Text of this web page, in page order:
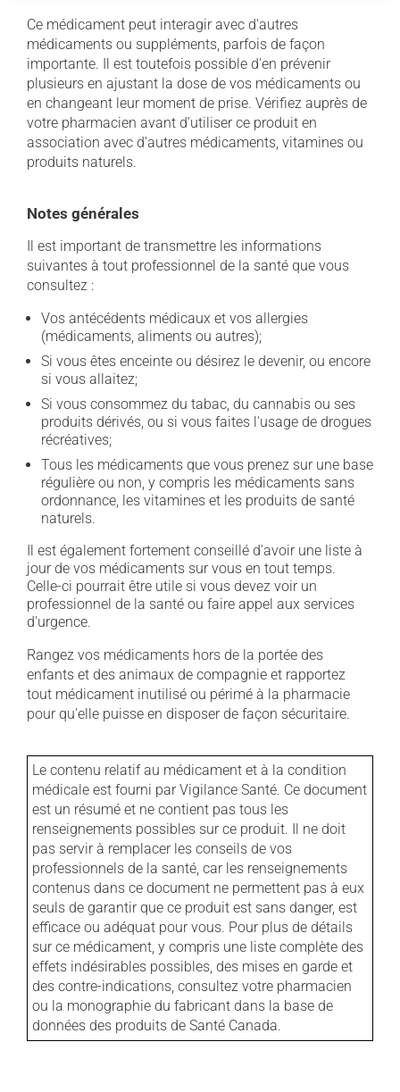
Ce médicament peut interagir avec d'autres
médicaments ou suppléments, parfois de façon
importante. Il est toutefois possible d'en prévenir
plusieurs en ajustant la dose de vos médicaments ou
en changeant leur moment de prise. Vérifiez auprès de
votre pharmacien avant d'utiliser ce produit en
association avec d'autres médicaments, vitamines ou
produits naturels.
Notes générales
Il est important de transmettre les informations
suivantes à tout professionnel de la santé que vous
consultez :
Vos antécédents médicaux et vos allergies
(médicaments, aliments ou autres);
Si vous êtes enceinte ou désirez le devenir, ou encore
si vous allaitez;
Si vous consommez du tabac, du cannabis ou ses
produits dérivés, ou si vous faites l'usage de drogues
récréatives;
Tous les médicaments que vous prenez sur une base
régulière ou non, y compris les médicaments sans
ordonnance, les vitamines et les produits de santé
naturels.
Il est également fortement conseillé d'avoir une liste à
jour de vos médicaments sur vous en tout temps.
Celle-ci pourrait être utile si vous devez voir un
professionnel de la santé ou faire appel aux services
d'urgence.
Rangez vos médicaments hors de la portée des
enfants et des animaux de compagnie et rapportez
tout médicament inutilisé ou périmé à la pharmacie
pour qu'elle puisse en disposer de façon sécuritaire.
Le contenu relatif au médicament et à la condition
médicale est fourni par Vigilance Santé. Ce document
est un résumé et ne contient pas tous les
renseignements possibles sur ce produit. Il ne doit
pas servir à remplacer les conseils de vos
professionnels de la santé, car les renseignements
contenus dans ce document ne permettent pas à eux
seuls de garantir que ce produit est sans danger, est
efficace ou adéquat pour vous. Pour plus de détails
sur ce médicament, y compris une liste complète des
effets indésirables possibles, des mises en garde et
des contre-indications, consultez votre pharmacien
ou la monographie du fabricant dans la base de
données des produits de Santé Canada.